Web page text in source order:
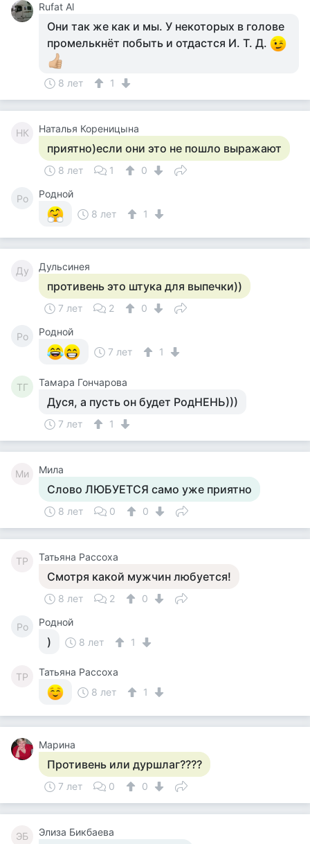
Rufat Al
Они так же как и мы. У некоторых в голове
промелькнёт побыть и отдастся И. Т. Д.
8 лет 1
НК Наталья Кореницына
приятно)если они это не пошло выражают
8 лет 1 0
Ро
Родной
8 лет
1
Ду Дульсинея
противень это штука для выпечки))
7 лет 2 0
Ро
Родной
7 лет
1
ТГ Тамара Гончарова
Дуся, а пусть он будет РодНЕНЬ)))
7 лет 1
Ми Мила
Слово ЛЮБУЕТСЯ само уже приятно
8 лет 0 0
ТР Татьяна Рассоха
Смотря какой мужчин любуется!
8 лет 2 0
Ро Родной
) 8 лет 1
ТР
Татьяна Рассоха
8 лет
1
Марина
Противень или дуршлаг????
7 лет 0 0
ЭБ Элиза Бикбаева